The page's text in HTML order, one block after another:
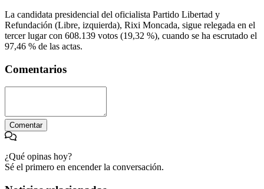
La candidata presidencial del oficialista Partido Libertad y
Refundación (Libre, izquierda), Rixi Moncada, sigue relegada en el
tercer lugar con 608.139 votos (19,32 %), cuando se ha escrutado el
97,46 % de las actas.
Comentarios
Comentar
¿Qué opinas hoy?
Sé el primero en encender la conversación.